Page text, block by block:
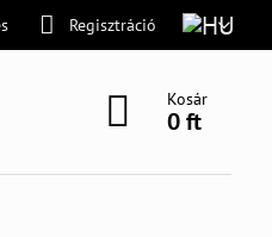
Regisztráció
Kosár
0 ft